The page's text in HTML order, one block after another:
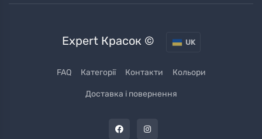
Expert Красок © UK
FAQ Категорії Контакти Кольори
Доставка і повернення